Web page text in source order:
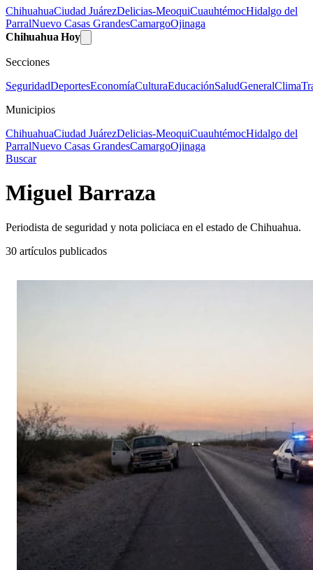
ChihuahuaCiudad JuárezDelicias-MeoquiCuauhtémocHidalgo del
ParralNuevo Casas GrandesCamargoOjinaga
Chihuahua Hoy
Secciones
SeguridadDeportesEconomíaCulturaEducaciónSaludGeneralClima
Municipios
ChihuahuaCiudad JuárezDelicias-MeoquiCuauhtémocHidalgo del
ParralNuevo Casas GrandesCamargoOjinaga
Buscar
Miguel Barraza
Periodista de seguridad y nota policiaca en el estado de Chihuahua.
30 artículos publicados